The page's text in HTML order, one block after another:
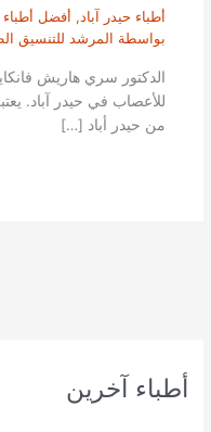
أطباء آخرين
أطباء حيدر آباد, أفضل أطباء
بواسطة المرشد للتنسيق
الدكتور سري هاريش
للأعصاب في حيدر آباد.
من حيدر أباد […]